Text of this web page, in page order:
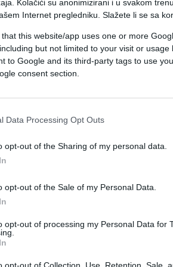
Kolačići su anonimizirani i u svakom
Internet pregledniku. Slažete li se sa
that this website/app uses one or more
but not limited to your visit or
to Google and its third-party tags to use
consent section.
Data Processing Opt Outs
opt-out of the Sharing of my personal data.
opt-out of the Sale of my Personal Data.
opt-out of processing my Personal Data for
i stavljen pod kontrolu
Srbije jutros doputovalo
Vijesti.
njihovog dolaska i
i radnje, kao i restriktivne
sprovođenja detaljnih
u vidu pojačane
će biti blagovremeno
policije.